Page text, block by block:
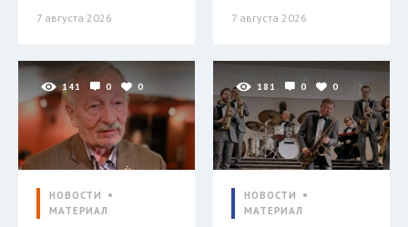
7 августа 2026 7 августа 2026
141 0 0
НОВОСТИ
МАТЕРИАЛ
181 0 0
НОВОСТИ
МАТЕРИАЛ